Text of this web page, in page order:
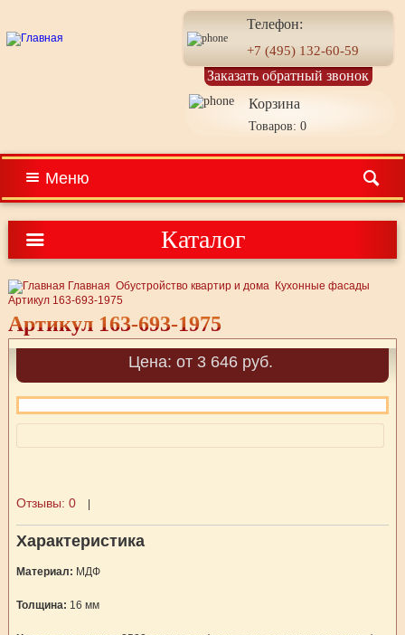
Телефон:
+7 (495) 132-60-59
Заказать обратный звонок
Корзина
Товаров: 0
Меню
Каталог
Главная Обустройство квартир и дома Кухонные фасады
Артикул 163-693-1975
Артикул 163-693-1975
Цена: от 3 646 руб.
Отзывы: 0
Характеристика
Материал: МДФ
Толщина: 16 мм